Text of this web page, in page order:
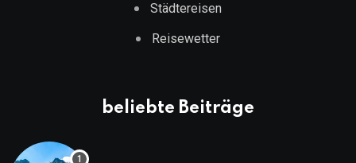
Städtereisen
Reisewetter
beliebte Beiträge